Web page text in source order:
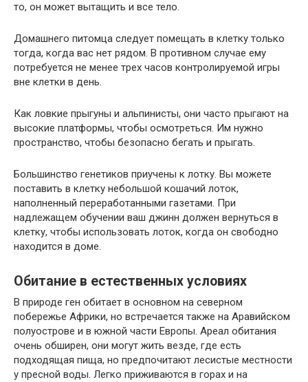
то, он может вытащить и все тело.
Домашнего питомца следует помещать в клетку только
тогда, когда вас нет рядом. В противном случае ему
потребуется не менее трех часов контролируемой игры
вне клетки в день.
Как ловкие прыгуны и альпинисты, они часто прыгают на
высокие платформы, чтобы осмотреться. Им нужно
пространство, чтобы безопасно бегать и прыгать.
Большинство генетиков приучены к лотку. Вы можете
поставить в клетку небольшой кошачий лоток,
наполненный переработанными газетами. При
надлежащем обучении ваш джинн должен вернуться в
клетку, чтобы использовать лоток, когда он свободно
находится в доме.
Обитание в естественных условиях
В природе ген обитает в основном на северном
побережье Африки, но встречается также на Аравийском
полуострове и в южной части Европы. Ареал обитания
очень обширен, они могут жить везде, где есть
подходящая пища, но предпочитают лесистые местности
у пресной воды. Легко приживаются в горах и на